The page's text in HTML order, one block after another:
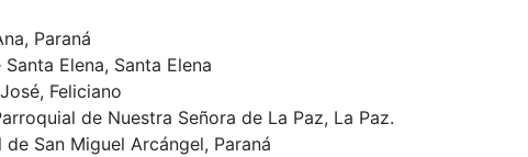
Paraná
Elena, Santa Elena
Feliciano
de Nuestra Señora de La Paz, La Paz.
San Miguel Arcángel, Paraná